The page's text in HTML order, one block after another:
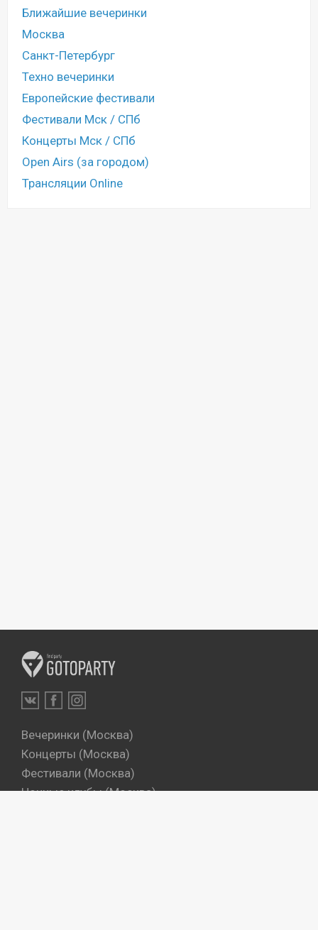
Ближайшие вечеринки
Москва
Санкт-Петербург
Техно вечеринки
Европейские фестивали
Фестивали Мск / СПб
Концерты Мск / СПб
Open Airs (за городом)
Трансляции Online
Вечеринки (Москва)
Концерты (Москва)
Фестивали (Москва)
Ночные клубы (Москва)